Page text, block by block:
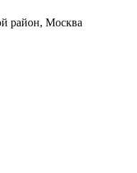
район, Москва